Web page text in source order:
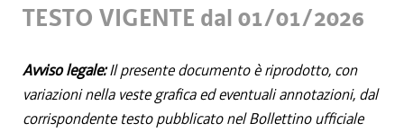
TESTO VIGENTE dal 01/01/2026
Avviso legale:Il presente documento è riprodotto, con
variazioni nella veste grafica ed eventuali annotazioni, dal
corrispondente testo pubblicato nel Bollettino ufficiale